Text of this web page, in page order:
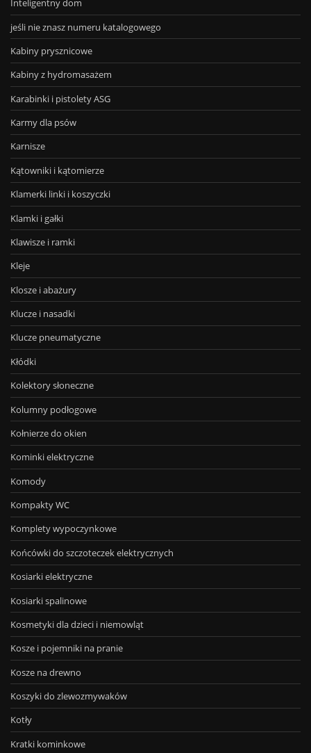
Inteligentny dom
jeśli nie znasz numeru katalogowego
Kabiny prysznicowe
Kabiny z hydromasażem
Karabinki i pistolety ASG
Karmy dla psów
Karnisze
Kątowniki i kątomierze
Klamerki linki i koszyczki
Klamki i gałki
Klawisze i ramki
Kleje
Klosze i abażury
Klucze i nasadki
Klucze pneumatyczne
Kłódki
Kolektory słoneczne
Kolumny podłogowe
Kołnierze do okien
Kominki elektryczne
Komody
Kompakty WC
Komplety wypoczynkowe
Końcówki do szczoteczek elektrycznych
Kosiarki elektryczne
Kosiarki spalinowe
Kosmetyki dla dzieci i niemowląt
Kosze i pojemniki na pranie
Kosze na drewno
Koszyki do zlewozmywaków
Kotły
Kratki kominkowe